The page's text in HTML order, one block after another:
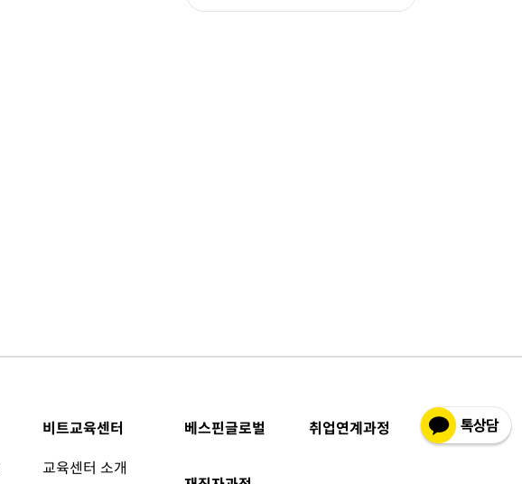
비트교육센터
교육센터 소개
베스핀글로벌 취업연계과정